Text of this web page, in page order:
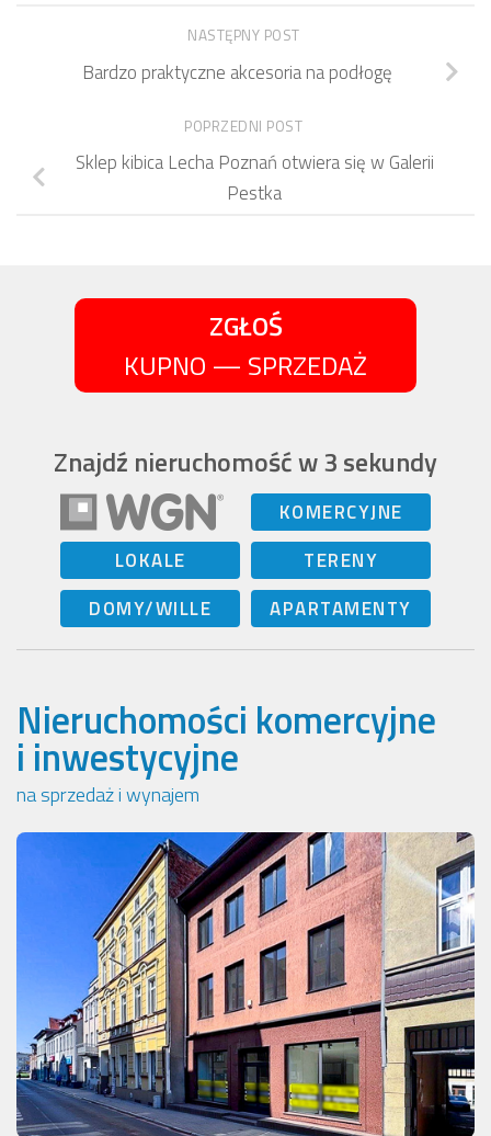
NASTĘPNY POST
Bardzo praktyczne akcesoria na podłogę
POPRZEDNI POST
Sklep kibica Lecha Poznań otwiera się w Galerii
Pestka
ZGŁOŚ
KUPNO — SPRZEDAŻ
Znajdź nieruchomość w 3 sekundy
KOMERCYJNE
LOKALE
TERENY
DOMY/WILLE
APARTAMENTY
Nieruchomości komercyjne
i inwestycyjne
na sprzedaż i wynajem